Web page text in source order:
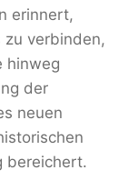
erinnert,
verbinden,
hinweg
der
neuen
bereichert.